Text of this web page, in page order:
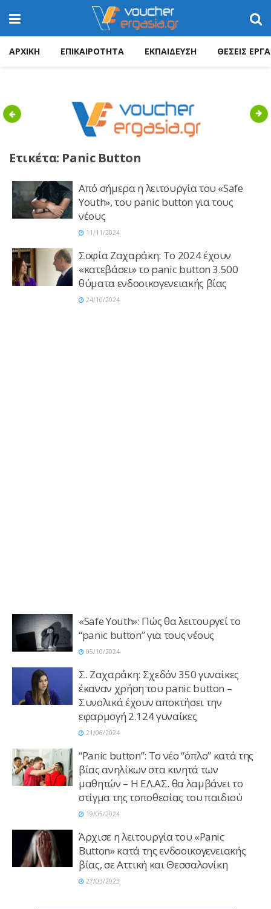
ΑΡΧΙΚΗ ΕΠΙΚΑΙΡΟΤΗΤΑ ΕΚΠΑΙΔΕΥΣΗ ΘΕΣΕΙΣ
Previous
Ετικέτα: Panic Button
Από σήμερα η λειτουργία του «Safe
Youth», του panic button για τους
νέους
11/11/2024
Σοφία Ζαχαράκη: Το 2024 έχουν
«κατεβάσει» το panic button 3.500
θύματα ενδοοικογενειακής βίας
24/10/2024
«Safe Youth»: Πώς θα λειτουργεί το
“panic button” για τους νέους
05/10/2024
Σ. Ζαχαράκη: Σχεδόν 350 γυναίκες
έκαναν χρήση του panic button –
Συνολικά έχουν αποκτήσει την
εφαρμογή 2.124 γυναίκες
21/06/2024
“Panic button”: Το νέο “όπλο” κατά της
βίας ανηλίκων στα κινητά των
μαθητών – Η ΕΛ.ΑΣ. θα λαμβάνει το
στίγμα της τοποθεσίας του παιδιού
19/05/2024
Άρχισε η λειτουργία του «Panic
Button» κατά της ενδοοικογενειακής
βίας, σε Αττική και Θεσσαλονίκη
27/03/2023